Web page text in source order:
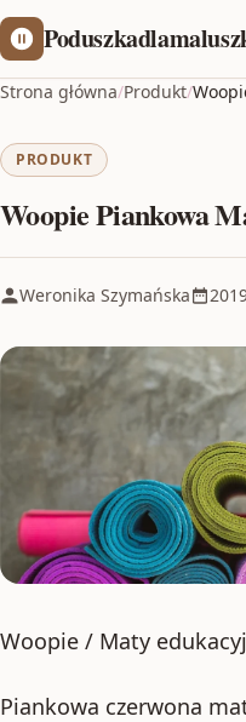
Strona główna/Produkt/
PRODUKT
Woopie Piankowa
Weronika Szymańska
Woopie / Maty
Piankowa czerwona